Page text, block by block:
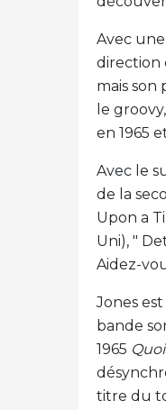
Avec
direction
mais son
le
en 1965
Avec le
de la
Upon a
Uni), "
Aidez-
Jones
bande
1965
titre du